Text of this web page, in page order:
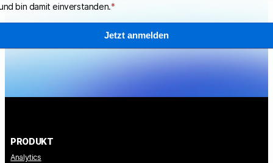
bin damit einverstanden.*
PRODUKT
Analytics